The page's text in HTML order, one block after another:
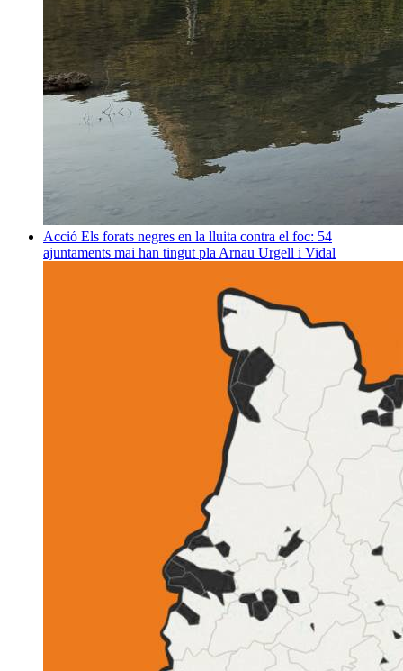
Acció Els forats negres en la lluita contra el foc: 54
ajuntaments mai han tingut pla Arnau Urgell i Vidal